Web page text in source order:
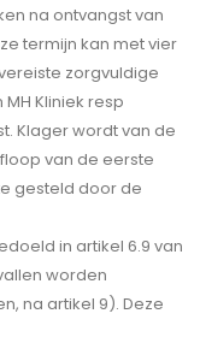
na ontvangst van
termijn kan met vier
zorgvuldige
Kliniek resp
Klager wordt van de
van de eerste
gesteld door de
in artikel 6.9 van
worden
na artikel 9). Deze